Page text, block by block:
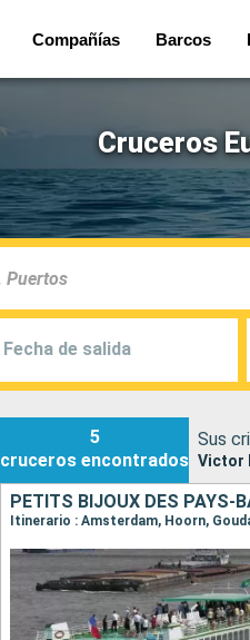
Compañías Barcos
Cruceros
Fecha de salida
5
cruceros encontrados
Sus
Victor
Itinerario : Amsterdam, Hoorn,